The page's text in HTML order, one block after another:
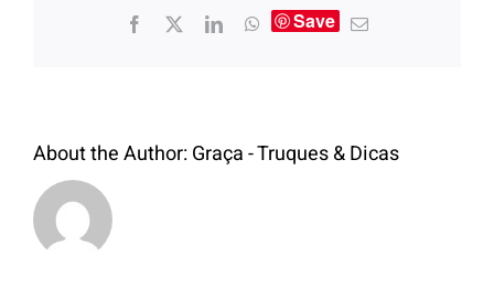
Save
About the Author:Graça - Truques & Dicas